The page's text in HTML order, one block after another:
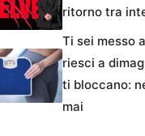
ritorno tra
Ti sei messo
riesci a
ti bloccano:
mai